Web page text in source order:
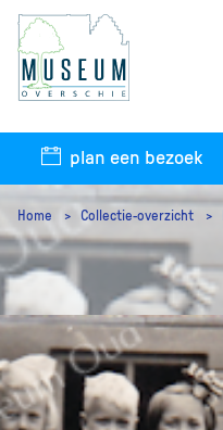
plan een bezoek
Home Collectie-overzicht